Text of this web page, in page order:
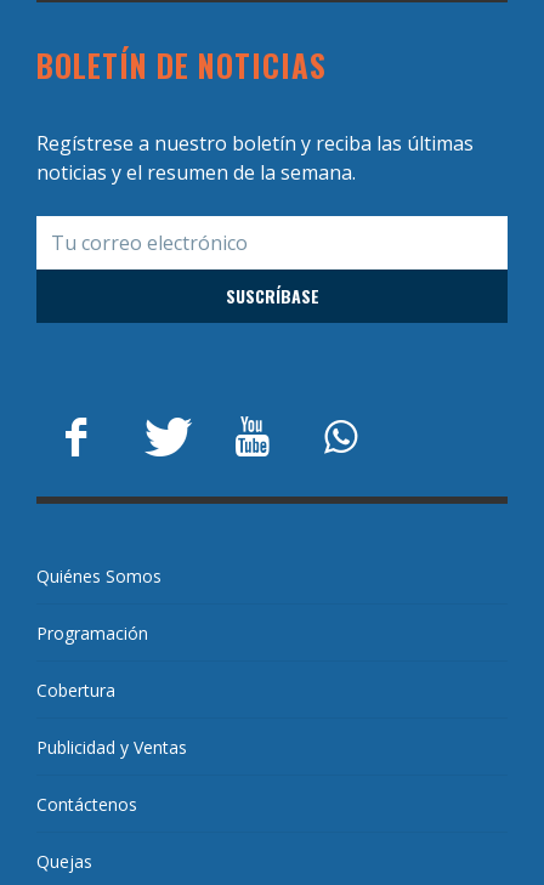
BOLETÍN DE NOTICIAS
Regístrese a nuestro boletín y reciba las últimas
noticias y el resumen de la semana.
Quiénes Somos
Programación
Cobertura
Publicidad y Ventas
Contáctenos
Quejas